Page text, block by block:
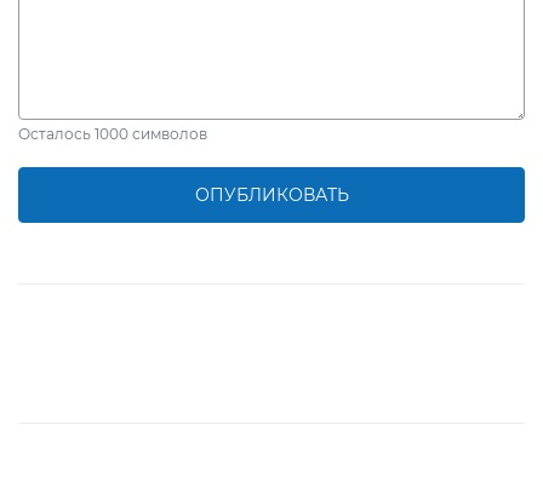
Осталось 1000 символов
ОПУБЛИКОВАТЬ